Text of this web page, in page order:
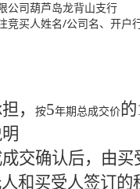
公司葫芦岛龙背山支行
竞买人姓名/公司名、开户
， 按5年期总成交价的
交确认后，由
和买受人签订的